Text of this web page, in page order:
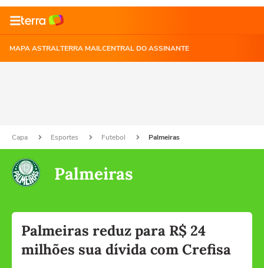
MAPA ASTRALTERRA MAILCENTRAL DO ASSINANTE
Capa Esportes Futebol Palmeiras
Palmeiras
Palmeiras reduz para R$ 24
milhões sua dívida com Crefisa